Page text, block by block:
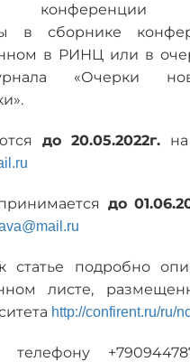
конференции
в сборнике
в РИНЦ или в
«Очерки
до 20.05.2022г.
до
статье подробно
листе,
http://confirent.ru/ru/
телефону